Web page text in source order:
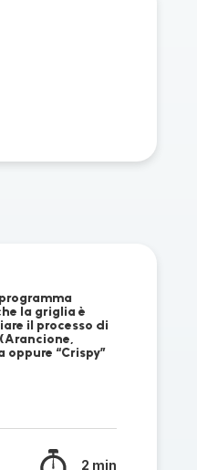
la griglia è
il processo di
“Crispy”
2 min